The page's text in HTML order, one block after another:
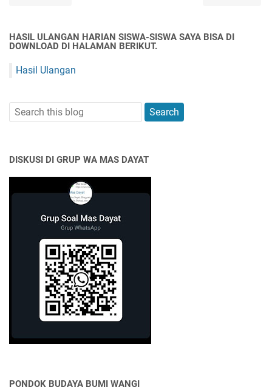
HASIL ULANGAN HARIAN SISWA-SISWA SAYA BISA DI
DOWNLOAD DI HALAMAN BERIKUT.
Hasil Ulangan
DISKUSI DI GRUP WA MAS DAYAT
PONDOK BUDAYA BUMI WANGI